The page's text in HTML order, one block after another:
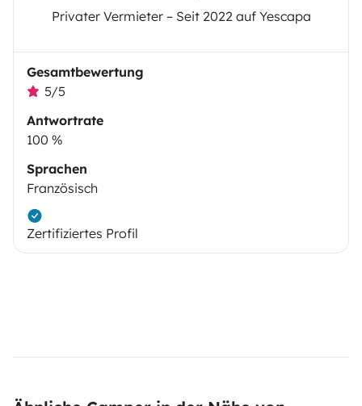
Privater Vermieter – Seit 2022 auf Yescapa
Gesamtbewertung
5/5
Antwortrate
100 %
Sprachen
Französisch
Zertifiziertes Profil